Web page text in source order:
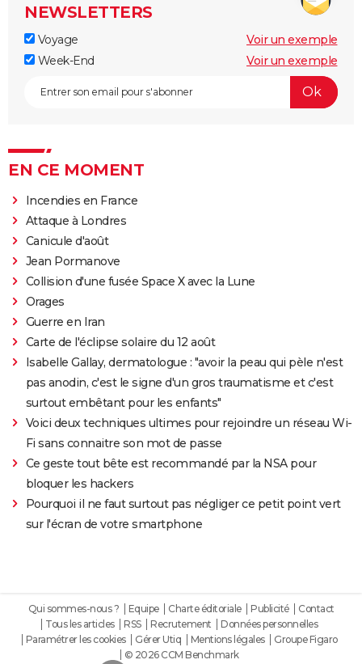
NEWSLETTERS
Voyage
Voir un exemple
Week-End
Voir un exemple
EN CE MOMENT
Incendies en France
Attaque à Londres
Canicule d'août
Jean Pormanove
Collision d'une fusée Space X avec la Lune
Orages
Guerre en Iran
Carte de l'éclipse solaire du 12 août
Isabelle Gallay, dermatologue : "avoir la peau qui pèle n'est
pas anodin, c'est le signe d'un gros traumatisme et c'est
surtout embêtant pour les enfants"
Voici deux techniques ultimes pour rejoindre un réseau Wi-
Fi sans connaitre son mot de passe
Ce geste tout bête est recommandé par la NSA pour
bloquer les hackers
Pourquoi il ne faut surtout pas négliger ce petit point vert
sur l'écran de votre smartphone
Qui sommes-nous ? Equipe Charte éditoriale Publicité
Contact
Tous les articles
RSS Recrutement
Données personnelles
Paramétrer les cookies
Gérer Utiq Mentions légales
Groupe Figaro
© 2026 CCM Benchmark